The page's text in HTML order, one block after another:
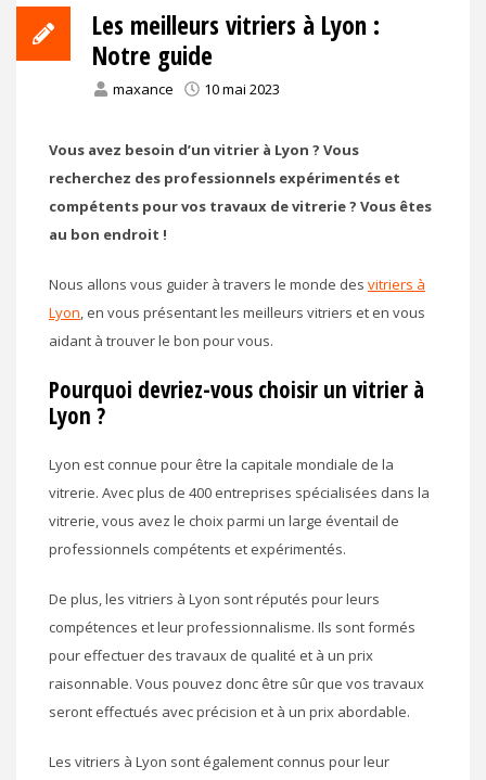
Les meilleurs vitriers à Lyon :
Notre guide
maxance 10 mai 2023
Vous avez besoin d’un vitrier à Lyon ? Vous
recherchez des professionnels expérimentés et
compétents pour vos travaux de vitrerie ? Vous êtes
au bon endroit !
Nous allons vous guider à travers le monde des vitriers à
Lyon, en vous présentant les meilleurs vitriers et en vous
aidant à trouver le bon pour vous.
Pourquoi devriez-vous choisir un vitrier à
Lyon ?
Lyon est connue pour être la capitale mondiale de la
vitrerie. Avec plus de 400 entreprises spécialisées dans la
vitrerie, vous avez le choix parmi un large éventail de
professionnels compétents et expérimentés.
De plus, les vitriers à Lyon sont réputés pour leurs
compétences et leur professionnalisme. Ils sont formés
pour effectuer des travaux de qualité et à un prix
raisonnable. Vous pouvez donc être sûr que vos travaux
seront effectués avec précision et à un prix abordable.
Les vitriers à Lyon sont également connus pour leur